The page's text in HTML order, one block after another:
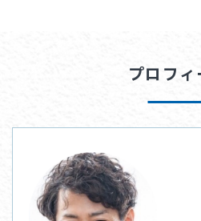
プロフィ